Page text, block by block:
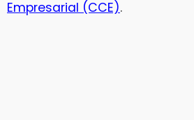
Empresarial (CCE).